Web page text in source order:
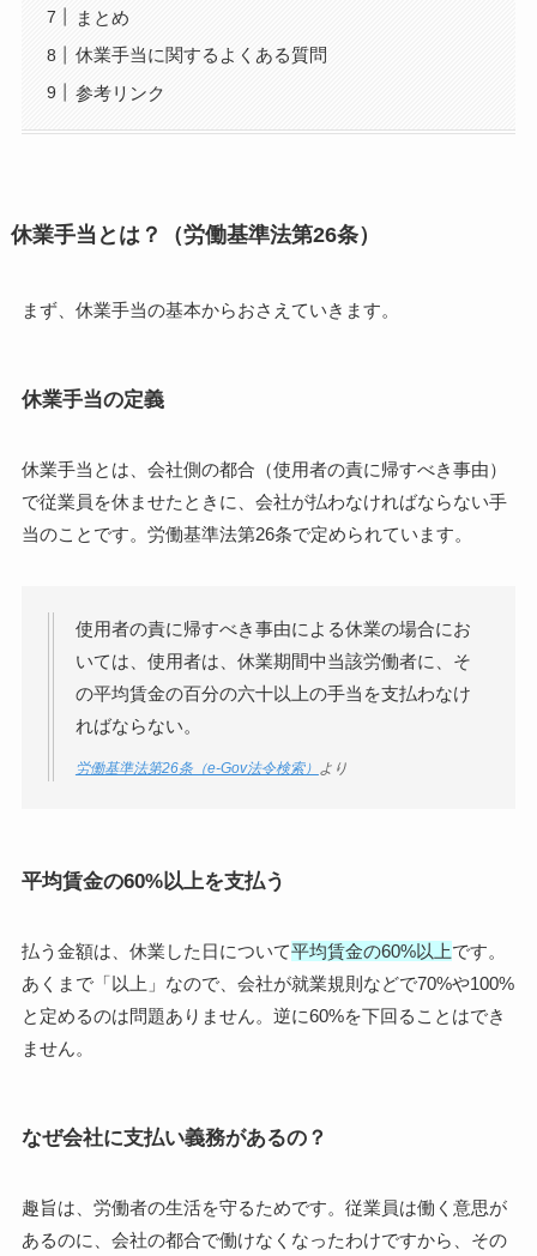
まとめ
休業手当に関するよくある質問
参考リンク
休業手当とは？（労働基準法第26条）
まず、休業手当の基本からおさえていきます。
休業手当の定義
休業手当とは、会社側の都合（使用者の責に帰すべき事由）
で従業員を休ませたときに、会社が払わなければならない手
当のことです。労働基準法第26条で定められています。
使用者の責に帰すべき事由による休業の場合にお
いては、使用者は、休業期間中当該労働者に、そ
の平均賃金の百分の六十以上の手当を支払わなけ
ればならない。
労働基準法第26条（e-Gov法令検索） より
平均賃金の60%以上を支払う
払う金額は、休業した日について平均賃金の60%以上です。
あくまで「以上」なので、会社が就業規則などで70%や100%
と定めるのは問題ありません。逆に60%を下回ることはでき
ません。
なぜ会社に支払い義務があるの？
趣旨は、労働者の生活を守るためです。従業員は働く意思が
あるのに、会社の都合で働けなくなったわけですから、その